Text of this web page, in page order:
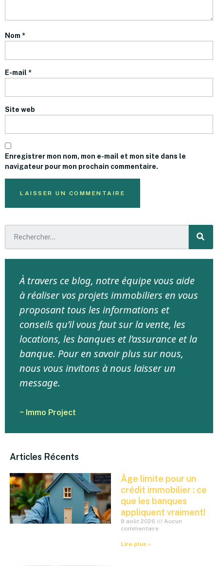
Nom *
E-mail *
Site web
Enregistrer mon nom, mon e-mail et mon site dans le
navigateur pour mon prochain commentaire.
À travers ce blog, notre équipe vous aide
à réaliser vos projets immobiliers en vous
proposant tous les informations et
conseils qu’il vous faut sur la vente, les
locations, les banques et l’assurance et la
banque. Pour en savoir plus sur nous,
nous vous invitons à nous laisser un
message.
~ Immo Project
Articles Récents
Âge limite pour un
crédit immobilier : ce
que les banques
appliquent vraiment!
8 août 2026
Aucun
commentaire
Lire plus »